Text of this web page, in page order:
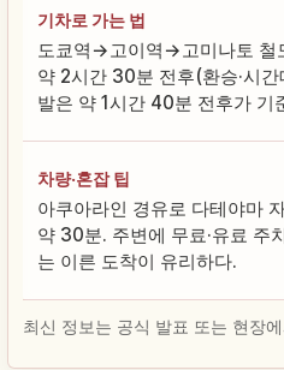
기차로 가는 법
도쿄역→고이역→고미나토 철
약 2시간 30분 전후(환승·시
발은 약 1시간 40분 전후가 기
차량·혼잡 팁
아쿠아라인 경유로 다테야마
약 30분. 주변에 무료·유료 주
는 이른 도착이 유리하다.
최신 정보는 공식 발표 또는 현장